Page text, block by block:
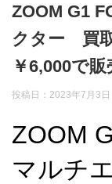
ZOOM G1
クター 買
￥6,000で販
投稿日：2023年7月3日
ZOOM
マルチ